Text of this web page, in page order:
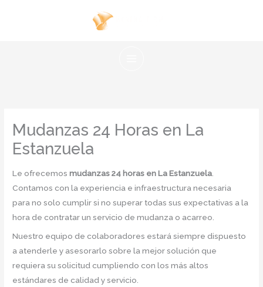
Mudanzas 24 Horas en La
Estanzuela
Le ofrecemos mudanzas 24 horas en La Estanzuela
Contamos con la experiencia e infraestructura necesaria
para no solo cumplir si no superar todas sus expectativas a la
hora de contratar un servicio de mudanza o acarreo.
Nuestro equipo de colaboradores estará siempre dispuesto
a atenderle y asesorarlo sobre la mejor solución que
requiera su solicitud cumpliendo con los más altos
estándares de calidad y servicio.